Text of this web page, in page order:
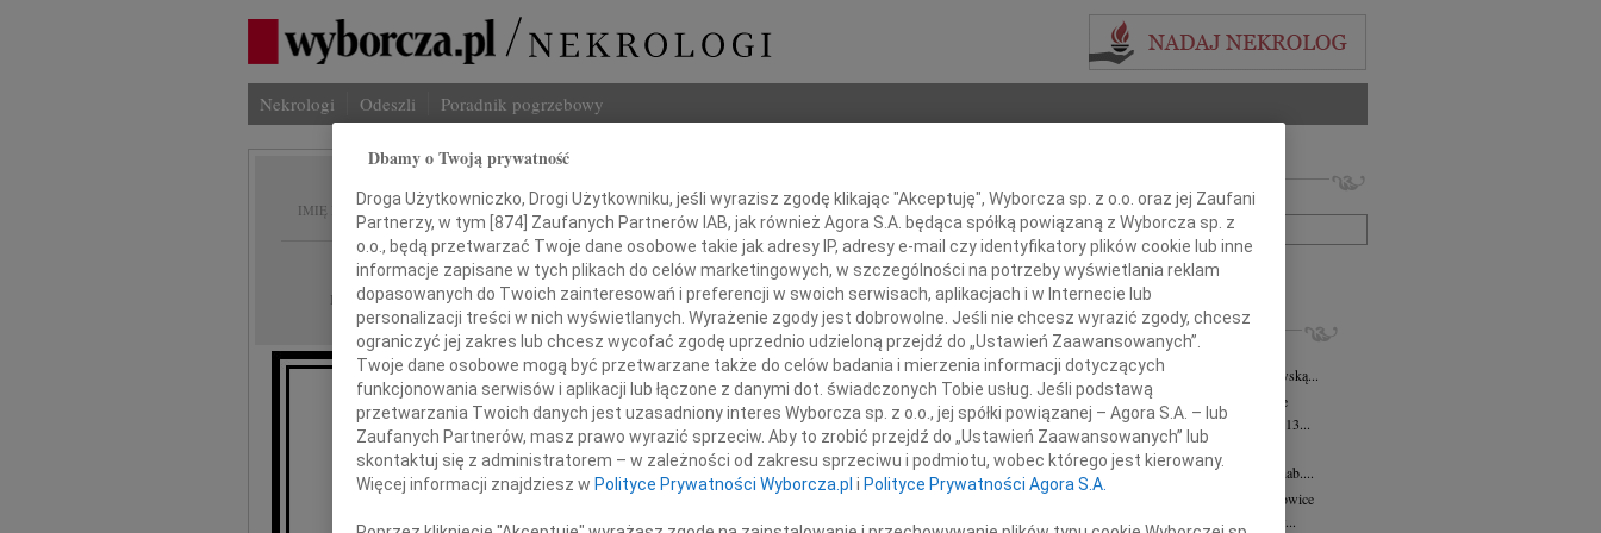
Nekrologi Odeszli Poradnik pogrzebowy
IMIĘ I NAZWISKO: Urszula Mika
REGION: Katowice
DATA EMISJI: 07.02.2018
Z głębokim żalem zawiadamiamy, że dnia 3 lutego 2018 roku
odeszła
Imię i nazwisko lub numer ogłoszenia:
+ szukanie zaawansowane
INNE NEKROLOGI
Maria Gniewska 28.05.2026
Z głębokim smutkiem żegnamy Marię Gniewską...
Barbara Buchta-Demel
Katowice
Z głębokim żalem zawiadamiamy, że w dniu 13...
Zygfryd Nowak
22.04.2026
Z żalem zawiadamiamy, że odszedł prof. dr hab....
Janusz Kożusznik
Katowice
Dnia 7 kwietnia 2026 roku odszedł od nas w...
Dbamy o Twoją prywatność
Droga Użytkowniczko, Drogi Użytkowniku, jeśli wyrazisz zgodę klikając "Akceptuję", Wyborcza sp. z o.o. oraz jej Zaufani
Partnerzy, w tym [874] Zaufanych Partnerów IAB, jak również Agora S.A. będąca spółką powiązaną z Wyborcza sp. z
o.o., będą przetwarzać Twoje dane osobowe takie jak adresy IP, adresy e-mail czy identyfikatory plików cookie lub inne
informacje zapisane w tych plikach do celów marketingowych, w szczególności na potrzeby wyświetlania reklam
dopasowanych do Twoich zainteresowań i preferencji w swoich serwisach, aplikacjach i w Internecie lub
personalizacji treści w nich wyświetlanych. Wyrażenie zgody jest dobrowolne. Jeśli nie chcesz wyrazić zgody, chcesz
ograniczyć jej zakres lub chcesz wycofać zgodę uprzednio udzieloną przejdź do „Ustawień Zaawansowanych”.
Twoje dane osobowe mogą być przetwarzane także do celów badania i mierzenia informacji dotyczących
funkcjonowania serwisów i aplikacji lub łączone z danymi dot. świadczonych Tobie usług. Jeśli podstawą
przetwarzania Twoich danych jest uzasadniony interes Wyborcza sp. z o.o., jej spółki powiązanej – Agora S.A. – lub
Zaufanych Partnerów, masz prawo wyrazić sprzeciw. Aby to zrobić przejdź do „Ustawień Zaawansowanych” lub
skontaktuj się z administratorem – w zależności od zakresu sprzeciwu i podmiotu, wobec którego jest kierowany.
Więcej informacji znajdziesz w Polityce Prywatności Wyborcza.pl i Polityce Prywatności Agora S.A.